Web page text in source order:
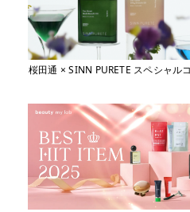
桜田通 × SINN PURETE スペシャル